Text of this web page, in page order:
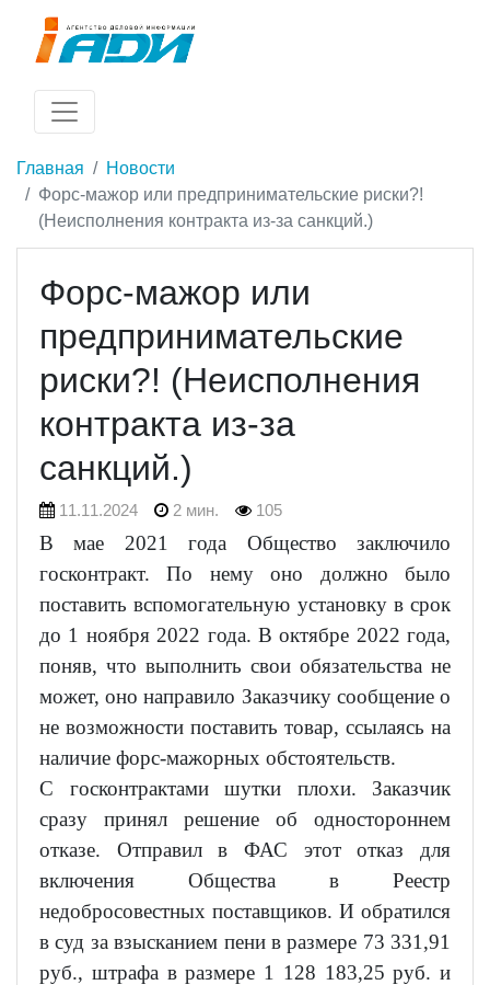
Главная
Новости
Форс-мажор или предпринимательские риски?!
(Неисполнения контракта из-за санкций.)
Форс-мажор или
предпринимательские
риски?! (Неисполнения
контракта из-за
санкций.)
11.11.2024 2 мин. 105
В мае 2021 года Общество заключило
госконтракт. По нему оно должно было
поставить вспомогательную установку в срок
до 1 ноября 2022 года. В октябре 2022 года,
поняв, что выполнить свои обязательства не
может, оно направило Заказчику сообщение о
не возможности поставить товар, ссылаясь на
наличие форс-мажорных обстоятельств.
С госконтрактами шутки плохи. Заказчик
сразу принял решение об одностороннем
отказе. Отправил в ФАС этот отказ для
включения Общества в Реестр
недобросовестных поставщиков. И обратился
в суд за взысканием пени в размере 73 331,91
руб., штрафа в размере 1 128 183,25 руб. и